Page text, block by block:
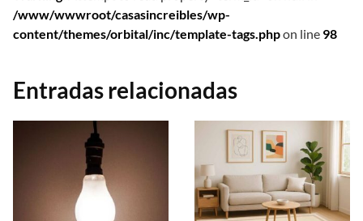
/www/wwwroot/casasincreibles/wp-
content/themes/orbital/inc/template-tags.phpon line 98
Entradas relacionadas